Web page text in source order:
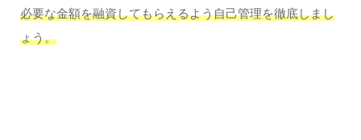
必要な金額を融資してもらえるよう自己管理を徹底しまし
ょう。